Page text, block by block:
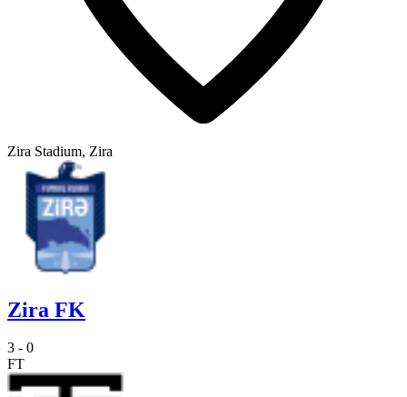
Zira Stadium, Zira
Zira FK
3 - 0
FT